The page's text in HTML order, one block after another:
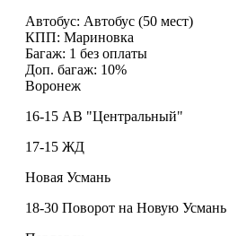
Автобус: Автобус (50 мест)
КПП: Мариновка
Багаж: 1 без оплаты
Доп. багаж: 10%
Воронеж
16-15 АВ "Центральный"
17-15 ЖД
Новая Усмань
18-30 Поворот на Новую Усмань